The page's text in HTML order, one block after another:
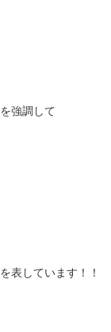
強調して
表しています！！